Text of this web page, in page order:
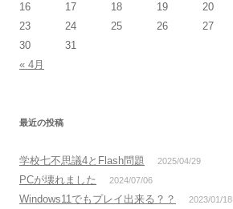
16
17 18 19 20
23
24 25 26 27
30
31
« 4月
最近の投稿
学校七不思議4とFlash問題 2025/04/29
PCが壊れました 2024/07/06
Windows11でもプレイ出来る？？ 2023/01/18